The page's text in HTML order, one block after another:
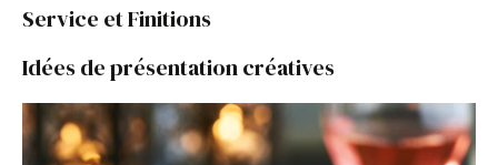
Service et Finitions
Idées de présentation créatives